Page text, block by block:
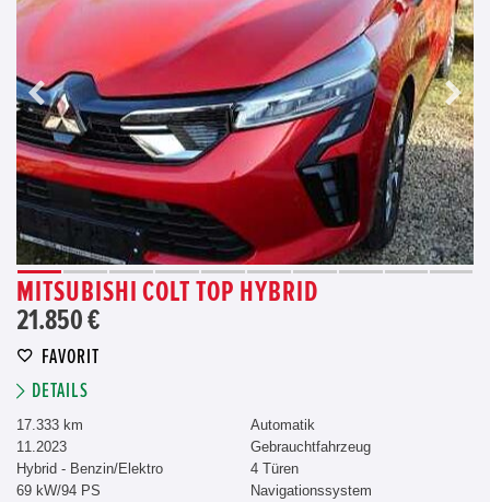
MITSUBISHI COLT TOP HYBRID
21.850 €
FAVORIT
DETAILS
17.333 km
11.2023
Hybrid - Benzin/Elektro
69 kW/94 PS
Automatik
Gebrauchtfahrzeug
4 Türen
Navigationssystem